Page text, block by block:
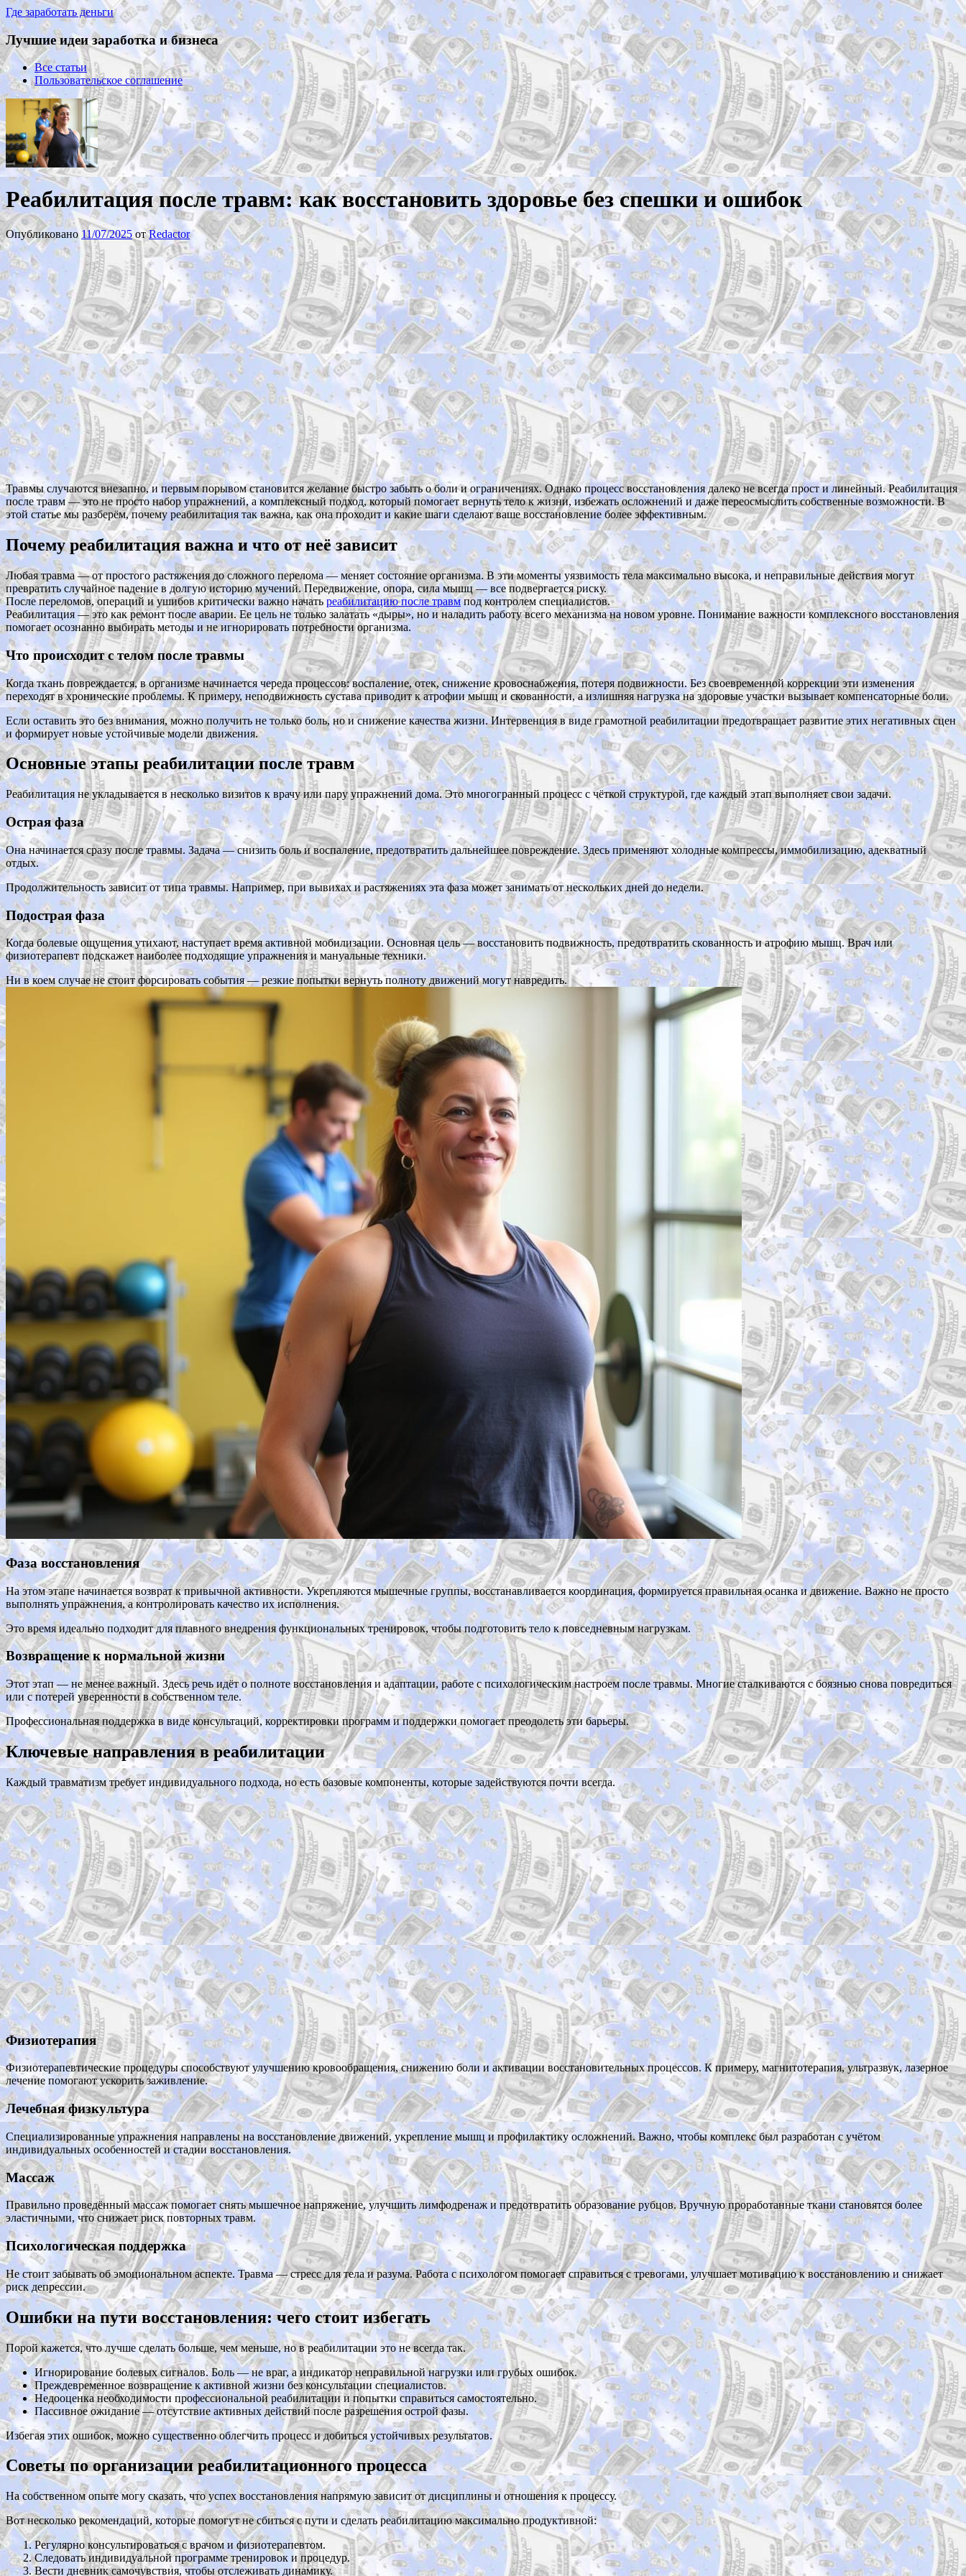
Где заработать деньги
Лучшие идеи заработка и бизнеса
Все статьи
Пользовательское соглашение
Реабилитация после травм: как восстановить здоровье без спешки и ошибок
Опубликовано 11/07/2025 отRedactor
Травмы случаются внезапно, и первым порывом становится желание быстро забыть о боли и ограничениях. Однако процесс восстановления далеко не всегда прост и линейный. Реабилитация
после травм — это не просто набор упражнений, а комплексный подход, который помогает вернуть тело к жизни, избежать осложнений и даже переосмыслить собственные возможности. В
этой статье мы разберём, почему реабилитация так важна, как она проходит и какие шаги сделают ваше восстановление более эффективным.
Почему реабилитация важна и что от неё зависит
Любая травма — от простого растяжения до сложного перелома — меняет состояние организма. В эти моменты уязвимость тела максимально высока, и неправильные действия могут
превратить случайное падение в долгую историю мучений. Передвижение, опора, сила мышц — все подвергается риску.
После переломов, операций и ушибов критически важно начать реабилитацию после травмпод контролем специалистов.
Реабилитация — это как ремонт после аварии. Ее цель не только залатать «дыры», но и наладить работу всего механизма на новом уровне. Понимание важности комплексного восстановления
помогает осознанно выбирать методы и не игнорировать потребности организма.
Что происходит с телом после травмы
Когда ткань повреждается, в организме начинается череда процессов: воспаление, отек, снижение кровоснабжения, потеря подвижности. Без своевременной коррекции эти изменения
переходят в хронические проблемы. К примеру, неподвижность сустава приводит к атрофии мышц и скованности, а излишняя нагрузка на здоровые участки вызывает компенсаторные боли.
Если оставить это без внимания, можно получить не только боль, но и снижение качества жизни. Интервенция в виде грамотной реабилитации предотвращает развитие этих негативных сцен
и формирует новые устойчивые модели движения.
Основные этапы реабилитации после травм
Реабилитация не укладывается в несколько визитов к врачу или пару упражнений дома. Это многогранный процесс с чёткой структурой, где каждый этап выполняет свои задачи.
Острая фаза
Она начинается сразу после травмы. Задача — снизить боль и воспаление, предотвратить дальнейшее повреждение. Здесь применяют холодные компрессы, иммобилизацию, адекватный
отдых.
Продолжительность зависит от типа травмы. Например, при вывихах и растяжениях эта фаза может занимать от нескольких дней до недели.
Подострая фаза
Когда болевые ощущения утихают, наступает время активной мобилизации. Основная цель — восстановить подвижность, предотвратить скованность и атрофию мышц. Врач или
физиотерапевт подскажет наиболее подходящие упражнения и мануальные техники.
Ни в коем случае не стоит форсировать события — резкие попытки вернуть полноту движений могут навредить.
Фаза восстановления
На этом этапе начинается возврат к привычной активности. Укрепляются мышечные группы, восстанавливается координация, формируется правильная осанка и движение. Важно не просто
выполнять упражнения, а контролировать качество их исполнения.
Это время идеально подходит для плавного внедрения функциональных тренировок, чтобы подготовить тело к повседневным нагрузкам.
Возвращение к нормальной жизни
Этот этап — не менее важный. Здесь речь идёт о полноте восстановления и адаптации, работе с психологическим настроем после травмы. Многие сталкиваются с боязнью снова повредиться
или с потерей уверенности в собственном теле.
Профессиональная поддержка в виде консультаций, корректировки программ и поддержки помогает преодолеть эти барьеры.
Ключевые направления в реабилитации
Каждый травматизм требует индивидуального подхода, но есть базовые компоненты, которые задействуются почти всегда.
Физиотерапия
Физиотерапевтические процедуры способствуют улучшению кровообращения, снижению боли и активации восстановительных процессов. К примеру, магнитотерапия, ультразвук, лазерное
лечение помогают ускорить заживление.
Лечебная физкультура
Специализированные упражнения направлены на восстановление движений, укрепление мышц и профилактику осложнений. Важно, чтобы комплекс был разработан с учётом
индивидуальных особенностей и стадии восстановления.
Массаж
Правильно проведённый массаж помогает снять мышечное напряжение, улучшить лимфодренаж и предотвратить образование рубцов. Вручную проработанные ткани становятся более
эластичными, что снижает риск повторных травм.
Психологическая поддержка
Не стоит забывать об эмоциональном аспекте. Травма — стресс для тела и разума. Работа с психологом помогает справиться с тревогами, улучшает мотивацию к восстановлению и снижает
риск депрессии.
Ошибки на пути восстановления: чего стоит избегать
Порой кажется, что лучше сделать больше, чем меньше, но в реабилитации это не всегда так.
Игнорирование болевых сигналов. Боль — не враг, а индикатор неправильной нагрузки или грубых ошибок.
Преждевременное возвращение к активной жизни без консультации специалистов.
Недооценка необходимости профессиональной реабилитации и попытки справиться самостоятельно.
Пассивное ожидание — отсутствие активных действий после разрешения острой фазы.
Избегая этих ошибок, можно существенно облегчить процесс и добиться устойчивых результатов.
Советы по организации реабилитационного процесса
На собственном опыте могу сказать, что успех восстановления напрямую зависит от дисциплины и отношения к процессу.
Вот несколько рекомендаций, которые помогут не сбиться с пути и сделать реабилитацию максимально продуктивной:
Регулярно консультироваться с врачом и физиотерапевтом.
Следовать индивидуальной программе тренировок и процедур.
Вести дневник самочувствия, чтобы отслеживать динамику.